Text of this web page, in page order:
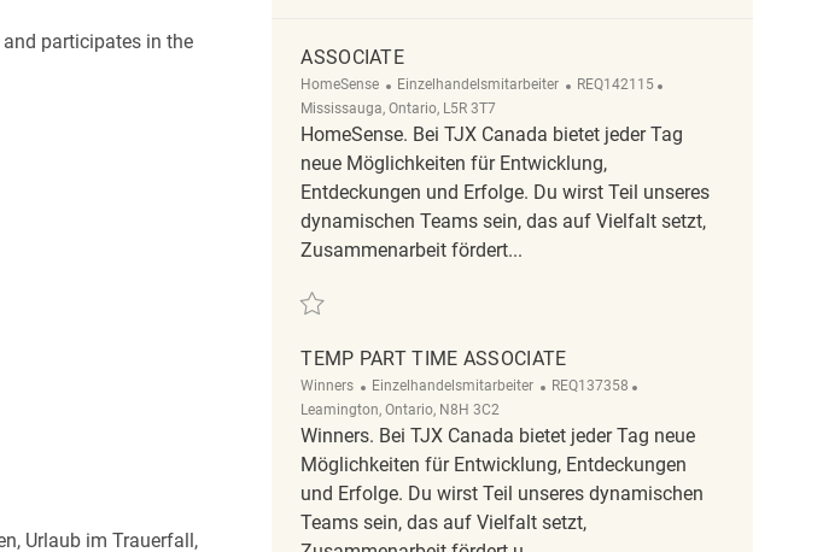
participates in the
Urlaub im Trauerfall,
ASSOCIATE
HomeSense Kategorie
Einzelhandelsmitarbeiter ReqId
REQ142115
Mississauga, Ontario, L5R 3T7
HomeSense. Bei TJX Canada bietet jeder Tag
neue Möglichkeiten für Entwicklung,
Entdeckungen und Erfolge. Du wirst Teil unseres
dynamischen Teams sein, das auf Vielfalt setzt,
Zusammenarbeit fördert...
Retten Associate REQ142115
TEMP PART TIME ASSOCIATE
Winners Kategorie
Einzelhandelsmitarbeiter ReqId
REQ137358
Leamington, Ontario, N8H 3C2
Winners. Bei TJX Canada bietet jeder Tag neue
Möglichkeiten für Entwicklung, Entdeckungen
und Erfolge. Du wirst Teil unseres dynamischen
Teams sein, das auf Vielfalt setzt,